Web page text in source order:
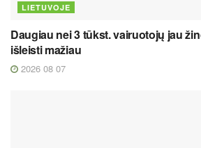
LIETUVOJE
Daugiau nei 3 tūkst. vairuotojų jau
išleisti mažiau
2026 08 07